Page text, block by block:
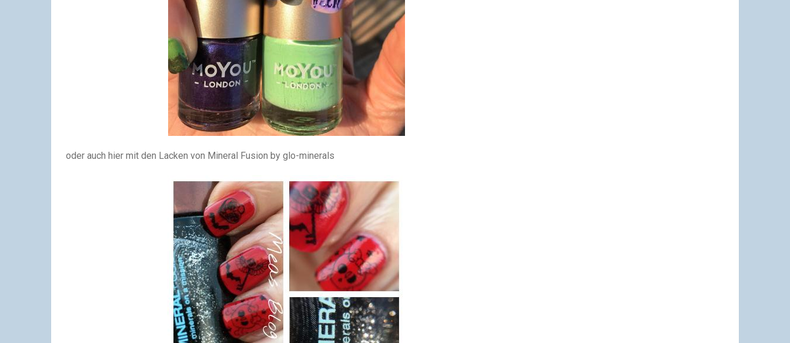
oder auch hier mit den Lacken von Mineral Fusion by glo-minerals